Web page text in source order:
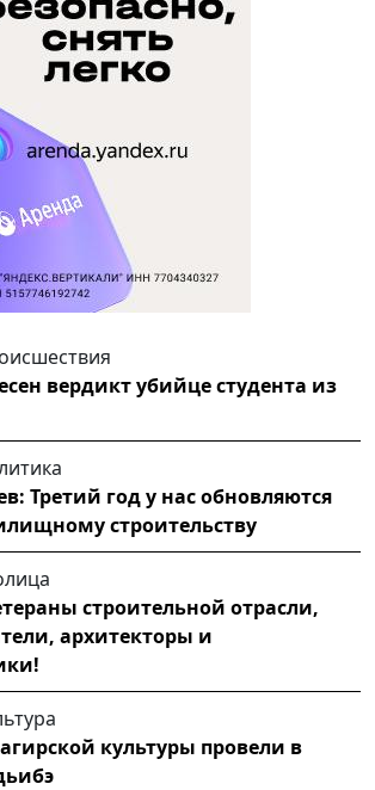
вердикт убийце студента из
Третий год у нас обновляются
строительству
строительной отрасли,
архитекторы и
культуры провели в